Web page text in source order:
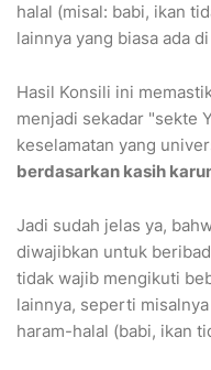
halal (misal: babi, ikan
lainnya yang biasa ada
Hasil Konsili ini
menjadi sekadar "sekte
keselamatan yang
berdasarkan kasih
Jadi sudah jelas ya,
diwajibkan untuk
tidak wajib mengikuti
lainnya, seperti
haram-halal (babi, ikan